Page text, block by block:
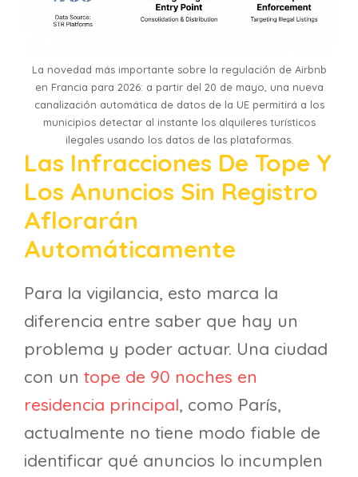
La novedad más importante sobre la regulación de Airbnb
en Francia para 2026: a partir del 20 de mayo, una nueva
canalización automática de datos de la UE permitirá a los
municipios detectar al instante los alquileres turísticos
ilegales usando los datos de las plataformas.
Las Infracciones De Tope Y
Los Anuncios Sin Registro
Aflorarán
Automáticamente
Para la vigilancia, esto marca la
diferencia entre saber que hay un
problema y poder actuar. Una ciudad
con un tope de 90 noches en
residencia principal, como París,
actualmente no tiene modo fiable de
identificar qué anuncios lo incumplen